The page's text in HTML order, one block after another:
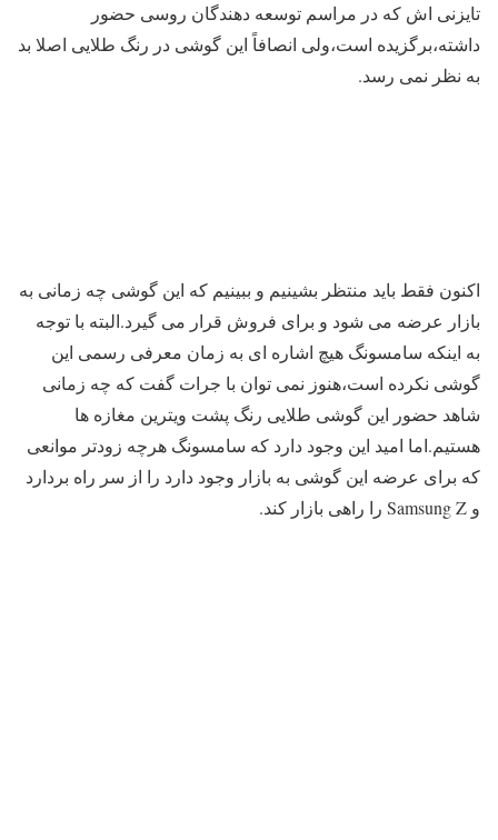
تایزنی اش که در مراسم توسعه دهندگان روسی حضور
داشته،برگزیده است،ولی انصافاً این گوشی در رنگ طلایی اصلا بد
به نظر نمی رسد.
اکنون فقط باید منتظر بشینیم و ببینیم که این گوشی چه زمانی به
بازار عرضه می شود و برای فروش قرار می گیرد.البته با توجه
به اینکه سامسونگ هیچ اشاره ای به زمان معرفی رسمی این
گوشی نکرده است،هنوز نمی توان با جرات گفت که چه زمانی
شاهد حضور این گوشی طلایی رنگ پشت ویترین مغازه ها
هستیم.اما امید این وجود دارد که سامسونگ هرچه زودتر موانعی
که برای عرضه این گوشی به بازار وجود دارد را از سر راه بردارد
و Samsung Z را راهی بازار کند.